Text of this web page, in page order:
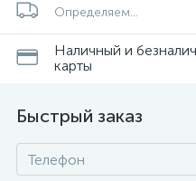
Определяем...
Наличный и
карты
Быстрый заказ